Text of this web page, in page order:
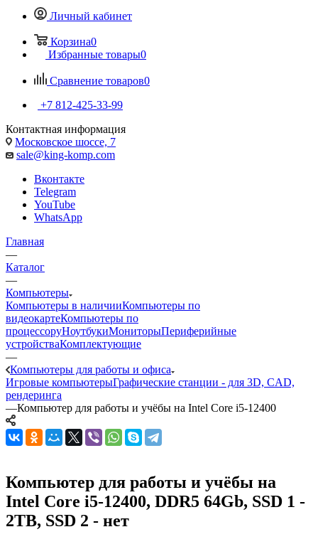
Личный кабинет
Корзина0
Избранные товары0
Сравнение товаров0
+7 812-425-33-99
Контактная информация
Московское шоссе, 7
sale@king-komp.com
Вконтакте
Telegram
YouTube
WhatsApp
Главная
—
Каталог
—
Компьютеры
Компьютеры в наличииКомпьютеры по
видеокартеКомпьютеры по
процессоруНоутбукиМониторыПериферийные
устройстваКомплектующие
—
Компьютеры для работы и офиса
Игровые компьютерыГрафические станции - для 3D, CAD,
рендеринга
—Компьютер для работы и учёбы на Intel Core i5-12400
Компьютер для работы и учёбы на
Intel Core i5-12400, DDR5 64Gb, SSD 1 -
2TB, SSD 2 - нет